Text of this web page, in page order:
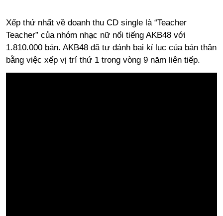
Xếp thứ nhất về doanh thu CD single là “Teacher
Teacher” của nhóm nhạc nữ nổi tiếng AKB48 với
1.810.000 bản. AKB48 đã tự đánh bại kỉ lục của bản thân
bằng việc xếp vị trí thứ 1 trong vòng 9 năm liên tiếp.